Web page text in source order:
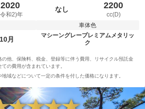
2020
和2)年
なし 2200
cc(D)
月
車体色
マシーングレープレミアムメタリッ
ク
他、保険料、税金、登録等に伴う費用、リサイクル預託金
の費用が含まれています。
域などについて一定の条件を付した価格になります。